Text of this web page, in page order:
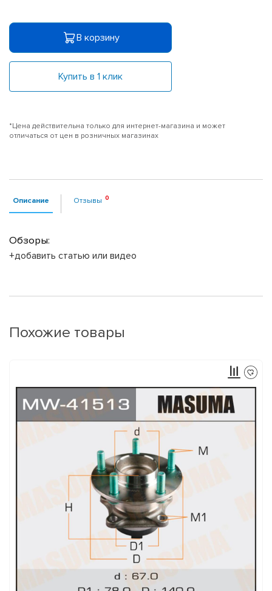
В корзину
Купить в 1 клик
*Цена действительна только для интернет-магазина и может
отличаться от цен в розничных магазинах
Описание Отзывы
Обзоры:
+добавить статью или видео
Похожие товары